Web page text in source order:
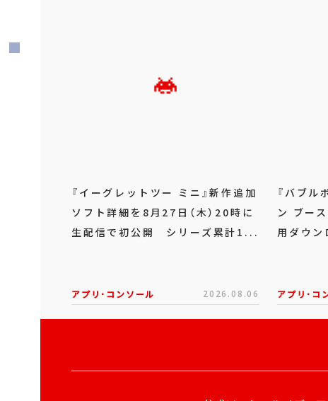
『イーグレットツー ミニ』新作追加
ソフト詳細を8月27日（木）20時に
生配信で初公開 シリーズ累計1...
アプリ･コンソール 2026.08.06
『バブル
ン ブー
用ダウ
アプリ･コ